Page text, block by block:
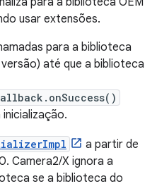
usar extensões.
para a biblioteca
até que a biblioteca
a partir de
Camera2/X ignora a
se a biblioteca do